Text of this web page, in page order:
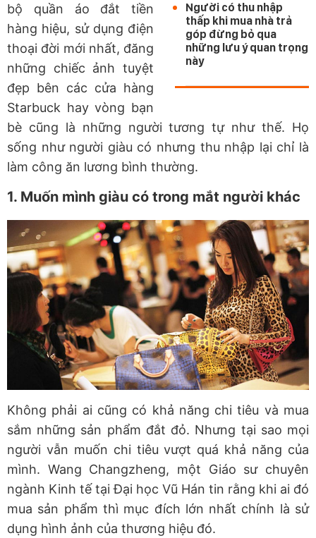
Người có thu nhập
thấp khi mua nhà trả
góp đừng bỏ qua
những lưu ý quan trọng
này
bộ quần áo đắt tiền
hàng hiệu, sử dụng điện
thoại đời mới nhất, đăng
những chiếc ảnh tuyệt
đẹp bên các cửa hàng
Starbuck hay vòng bạn
bè cũng là những người tương tự như thế. Họ
sống như người giàu có nhưng thu nhập lại chỉ là
làm công ăn lương bình thường.
1. Muốn mình giàu có trong mắt người khác
Không phải ai cũng có khả năng chi tiêu và mua
sắm những sản phẩm đắt đỏ. Nhưng tại sao mọi
người vẫn muốn chi tiêu vượt quá khả năng của
mình. Wang Changzheng, một Giáo sư chuyên
ngành Kinh tế tại Đại học Vũ Hán tin rằng khi ai đó
mua sản phẩm thì mục đích lớn nhất chính là sử
dụng hình ảnh của thương hiệu đó.